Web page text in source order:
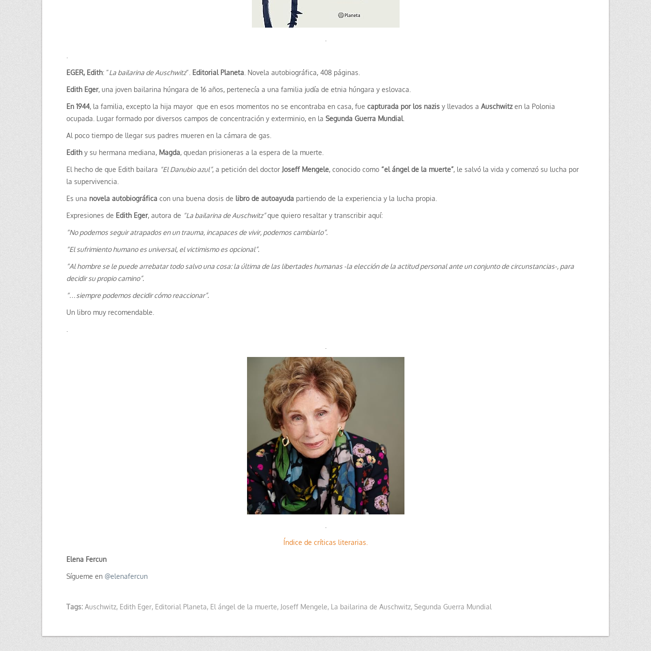
EGER, Edith: “La bailarina de Auschwitz“. Editorial Planeta . Novela autobiográfica, 408 páginas.
Edith Eger, una joven bailarina húngara de 16 años, pertenecía a una familia judía de etnia húngara y eslovaca.
En 1944, la familia, excepto la hija mayor que en esos momentos no se encontraba en casa, fue capturada por los nazis y llevados a Auschwitzen la Polonia
ocupada. Lugar formado por diversos campos de concentración y exterminio, en la Segunda Guerra Mundial.
Al poco tiempo de llegar sus padres mueren en la cámara de gas.
Edith y su hermana mediana, Magda, quedan prisioneras a la espera de la muerte.
El hecho de que Edith bailara “El Danubio azul”, a petición del doctor Joseff Mengele, conocido como “el ángel de la muerte”, le salvó la vida y comenzó su lucha por
la supervivencia.
Es una novela autobiográfica con una buena dosis de libro de autoayuda partiendo de la experiencia y la lucha propia.
Expresiones de Edith Eger, autora de “La bailarina de Auschwitz”que quiero resaltar y transcribir aquí:
“No podemos seguir atrapados en un trauma, incapaces de vivir, podemos cambiarlo”.
“El sufrimiento humano es universal, el victimismo es opcional”.
“Al hombre se le puede arrebatar todo salvo una cosa: la última de las libertades humanas -la elección de la actitud personal ante un conjunto de circunstancias-, para
decidir su propio camino”.
“…siempre podemos decidir cómo reaccionar”.
Un libro muy recomendable.
Índice de críticas literarias.
Elena Fercun
Sígueme en @elenafercun
Tags: Auschwitz, Edith Eger, Editorial Planeta, El ángel de la muerte, Joseff Mengele, La bailarina de Auschwitz, Segunda Guerra Mundial